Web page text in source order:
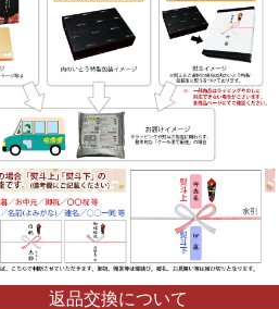
返品交換について